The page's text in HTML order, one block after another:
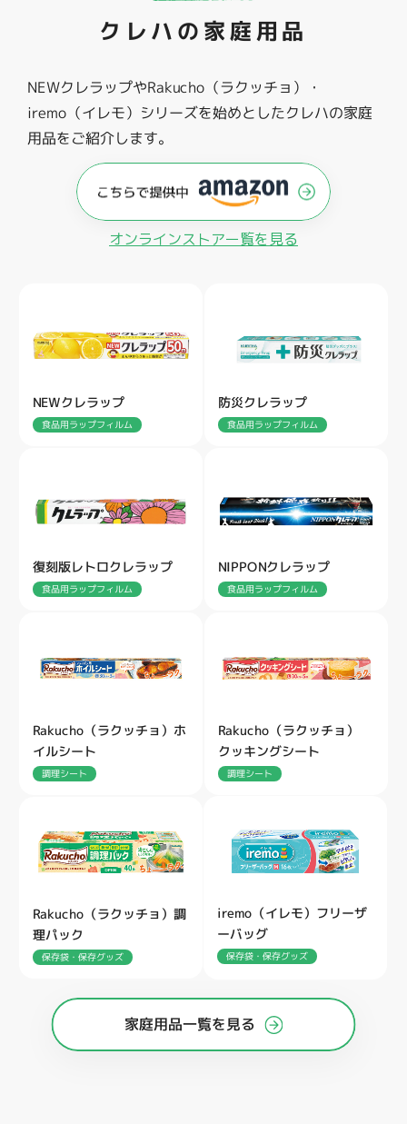
クレハの家庭用品
NEWクレラップやRakucho（ラクッチョ）・
iremo（イレモ）シリーズを始めとしたクレハの家庭
用品をご紹介します。
オンラインストアー覧を見る
NEWクレラップ
食品用ラップフィルム
防災クレラップ
食品用ラップフィルム
復刻版レトロクレラップ
食品用ラップフィルム
NIPPONクレラップ
食品用ラップフィルム
Rakucho（ラクッチョ）ホ
イルシート
調理シート
Rakucho（ラクッチョ）
クッキングシート
調理シート
Rakucho（ラクッチョ）調
理パック
保存袋・保存グッズ
iremo（イレモ）フリーザ
ーバッグ
保存袋・保存グッズ
家庭用品一覧を見る